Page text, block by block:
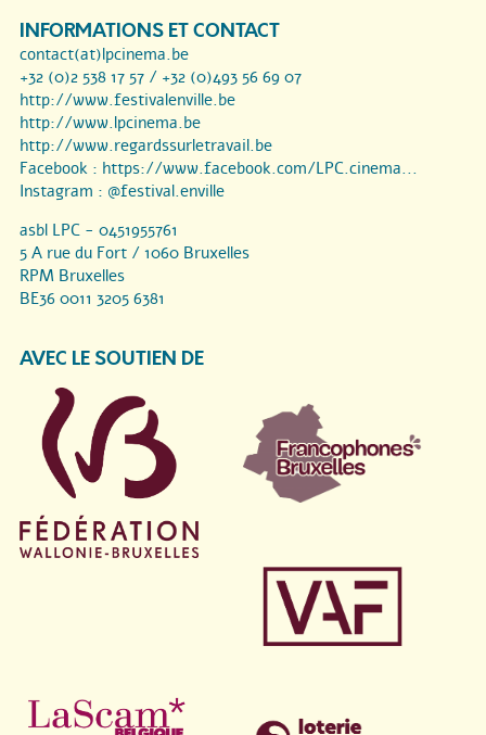
INFORMATIONS ET CONTACT
contact(at)lpcinema.be
+32 (0)2 538 17 57 / +32 (0)493 56 69 07
http://www.festivalenville.be
http://www.lpcinema.be
http://www.regardssurletravail.be
Facebook : https://www.facebook.com/LPC.cinema...
Instagram : @festival.enville
asbl LPC - 0451955761
5 A rue du Fort / 1060 Bruxelles
RPM Bruxelles
BE36 0011 3205 6381
AVEC LE SOUTIEN DE